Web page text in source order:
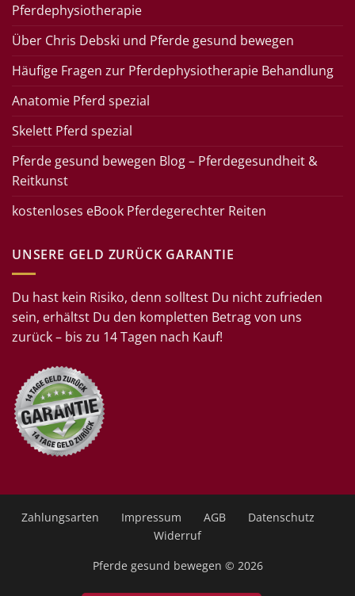
Pferdephysiotherapie
Über Chris Debski und Pferde gesund bewegen
Häufige Fragen zur Pferdephysiotherapie Behandlung
Anatomie Pferd spezial
Skelett Pferd spezial
Pferde gesund bewegen Blog – Pferdegesundheit &
Reitkunst
kostenloses eBook Pferdegerechter Reiten
UNSERE GELD ZURÜCK GARANTIE
Du hast kein Risiko, denn solltest Du nicht zufrieden
sein, erhältst Du den kompletten Betrag von uns
zurück – bis zu 14 Tagen nach Kauf!
Zahlungsarten Impressum AGB
Datenschutz
Widerruf
Pferde gesund bewegen © 2026